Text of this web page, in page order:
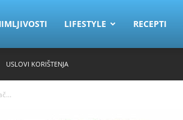
LIFESTYLE RECEPTI
USLOVI KORIŠTENJA